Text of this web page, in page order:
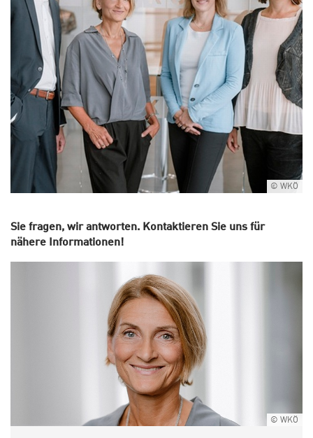
© WKÖ
Sie fragen, wir antworten. Kontaktieren Sie uns für
nähere Informationen!
© WKÖ